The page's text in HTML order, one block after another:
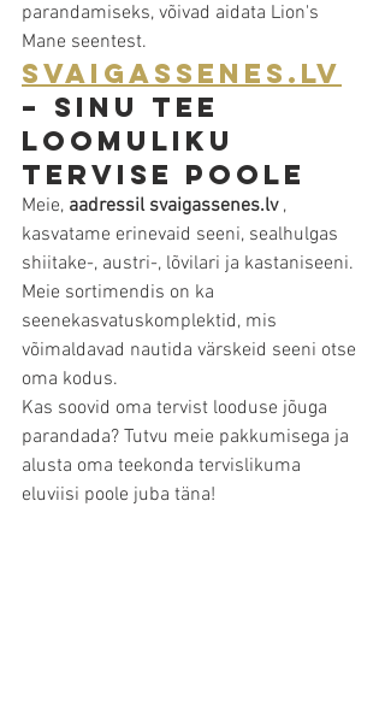
parandamiseks, võivad aidata Lion's
Mane seentest.
Svaigassenes.lv
– Sinu tee
loomuliku
tervise poole
Meie, aadressil svaigassenes.lv ,
kasvatame erinevaid seeni, sealhulgas
shiitake-, austri-, lõvilari ja kastaniseeni.
Meie sortimendis on ka
seenekasvatuskomplektid, mis
võimaldavad nautida värskeid seeni otse
oma kodus.
Kas soovid oma tervist looduse jõuga
parandada? Tutvu meie pakkumisega ja
alusta oma teekonda tervislikuma
eluviisi poole juba täna!